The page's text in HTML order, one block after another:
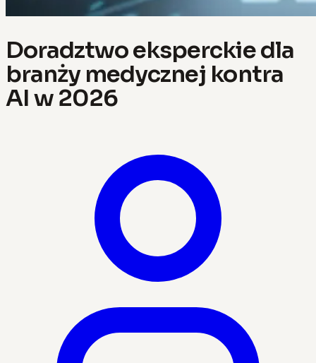
Doradztwo eksperckie dla
branży medycznej kontra
AI w 2026